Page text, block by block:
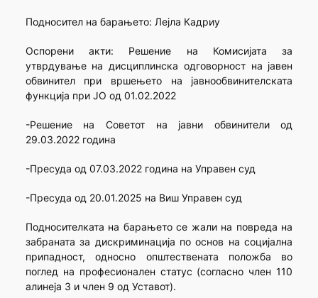
Подносител на барањето: Лејла Кадриу
Оспорени акти: Решение на Комисијата за
утврдување на дисциплинска одговорност на јавен
обвинител при вршењето на јавнообвинителската
функција при ЈО од 01.02.2022
-Решение на Советот на јавни обвинители од
29.03.2022 година
-Пресуда од 07.03.2022 година на Управен суд
-Пресуда од 20.01.2025 на Виш Управен суд
Подносителката на барањето се жали на повреда на
забраната за дискриминација по основ на социјална
припадност, односно општествената положба во
поглед на професионален статус (согласно член 110
алинеја 3 и член 9 од Уставот).